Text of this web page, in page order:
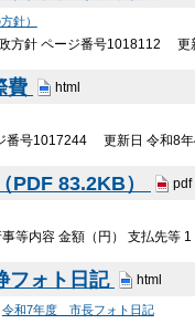
針）
政方針 ページ番号1018112
費 html
番号1017244 更新日 令和8
PDF 83.2KB） pdf
等内容 金額（円） 支払先
ォト日記 html
令和7年度 市長フォト日記